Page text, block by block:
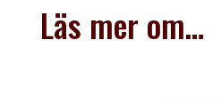
Läs mer om…